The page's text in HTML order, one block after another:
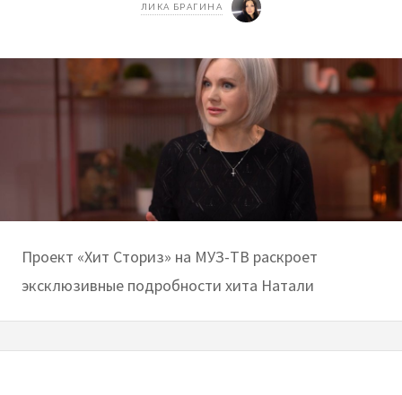
ЛИКА БРАГИНА
Проект «Хит Сториз» на МУЗ-ТВ раскроет
эксклюзивные подробности хита Натали